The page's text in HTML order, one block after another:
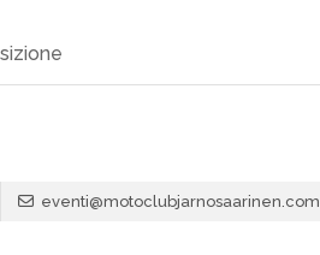
eventi@motoclubjarnosaarinen.com